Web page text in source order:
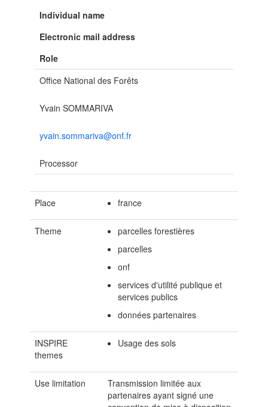
Individual name
Electronic mail address
Role
Office National des Forêts
Yvain SOMMARIVA
yvain.sommariva@onf.fr
Processor
Place france
Theme
parcelles forestières
parcelles
onf
services d'utilité publique et
services publics
données partenaires
INSPIRE
themes
Usage des sols
Use limitation
Transmission limitée aux
partenaires ayant signé une